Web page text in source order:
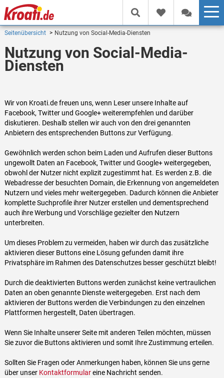
Seitenübersicht Nutzung von Social-Media-Diensten
Nutzung von Social-Media-
Diensten
Wir von Kroati.de freuen uns, wenn Leser unsere Inhalte auf
Facebook, Twitter und Google+ weiterempfehlen und darüber
diskutieren. Deshalb stellen wir auch von den drei genannten
Anbietern des entsprechenden Buttons zur Verfügung.
Gewöhnlich werden schon beim Laden und Aufrufen dieser Buttons
ungewollt Daten an Facebook, Twitter und Google+ weitergegeben,
obwohl der Nutzer nicht explizit zugestimmt hat. Es werden z.B. die
Webadresse der besuchten Domain, die Erkennung von angemeldeten
Nutzern und vieles mehr weitergegeben. Dadurch können die Anbieter
komplette Suchprofile ihrer Nutzer erstellen und dementsprechend
auch ihre Werbung und Vorschläge gezielter den Nutzern
unterbreiten.
Um dieses Problem zu vermeiden, haben wir durch das zusätzliche
aktivieren dieser Buttons eine Lösung gefunden damit ihre
Privatsphäre im Rahmen des Datenschutzes besser geschützt bleibt!
Durch die deaktivierten Buttons werden zunächst keine vertraulichen
Daten an oben genannte Dienste weitergegeben. Erst nach dem
aktivieren der Buttons werden die Verbindungen zu den einzelnen
Plattformen hergestellt, Daten übertragen.
Wenn Sie Inhalte unserer Seite mit anderen Teilen möchten, müssen
Sie zuvor die Buttons aktivieren und somit Ihre Zustimmung erteilen.
Sollten Sie Fragen oder Anmerkungen haben, können Sie uns gerne
über unser Kontaktformulareine Nachricht senden.